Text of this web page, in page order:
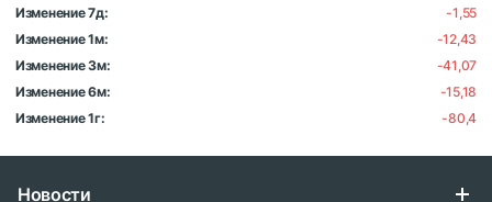
Изменение 7д:
-1,55
Изменение 1м:
-12,43
Изменение 3м:
-41,07
Изменение 6м:
-15,18
Изменение 1г:
-80,4
Новости